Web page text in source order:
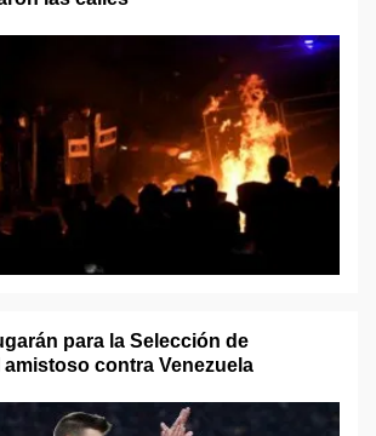
para la Selección de
amistoso contra Venezuela